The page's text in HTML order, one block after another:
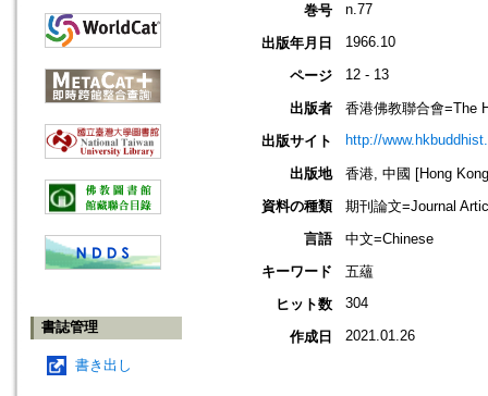
書誌管理
書き出し
巻号
n.77
出版年月日 1966.10
ページ 12 - 13
出版者
香港佛教聯合會=The
出版サイト
http://
出版地
香港, 中國 [Hong
資料の種類
期刊論文=Journal
言語
中文=Chinese
キーワード
五蘊
ヒット数
304
作成日 2021.01.26